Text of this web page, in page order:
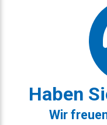
Haben
Wir